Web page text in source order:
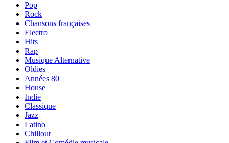
Pop
Rock
Chansons françaises
Electro
Hits
Rap
Musique Alternative
Oldies
Années 80
House
Indie
Classique
Jazz
Latino
Chillout